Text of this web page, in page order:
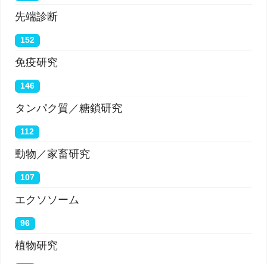
先端診断
152
免疫研究
146
タンパク質／糖鎖研究
112
動物／家畜研究
107
エクソソーム
96
植物研究